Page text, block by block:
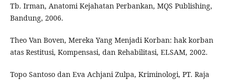
Tb. Irman, Anatomi Kejahatan Perbankan, MQS Publishing,
Bandung, 2006.
Theo Van Boven, Mereka Yang Menjadi Korban: hak korban
atas Restitusi, Kompensasi, dan Rehabilitasi, ELSAM, 2002.
Topo Santoso dan Eva Achjani Zulpa, Kriminologi, PT. Raja